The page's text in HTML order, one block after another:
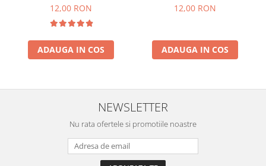
12,00 RON
ADAUGA IN COS
12,00 RON
ADAUGA IN COS
NEWSLETTER
Nu rata ofertele si promotiile noastre